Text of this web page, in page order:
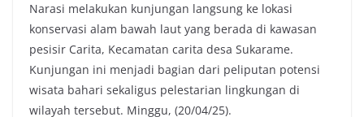
Narasi melakukan kunjungan langsung ke lokasi
konservasi alam bawah laut yang berada di kawasan
pesisir Carita, Kecamatan carita desa Sukarame.
Kunjungan ini menjadi bagian dari peliputan potensi
wisata bahari sekaligus pelestarian lingkungan di
wilayah tersebut. Minggu, (20/04/25).